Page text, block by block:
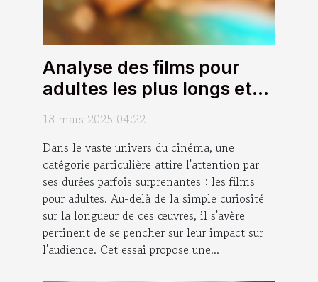
Analyse des films pour
adultes les plus longs et
leur impact sur l'audience
18 mars 2025 04:22
Dans le vaste univers du cinéma, une
catégorie particulière attire l'attention par
ses durées parfois surprenantes : les films
pour adultes. Au-delà de la simple curiosité
sur la longueur de ces œuvres, il s'avère
pertinent de se pencher sur leur impact sur
l'audience. Cet essai propose une...